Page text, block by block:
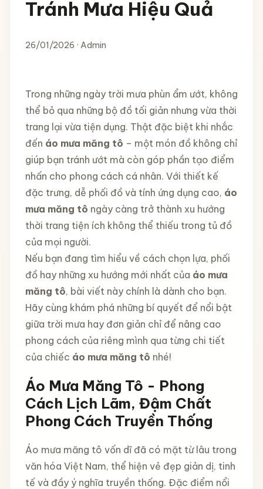
Tránh Mưa Hiệu Quả
26/01/2026 · Admin
Trong những ngày trời mưa phùn ẩm ướt, không
thể bỏ qua những bộ đồ tối giản nhưng vừa thời
trang lại vừa tiện dụng. Thật đặc biệt khi nhắc
đến áo mưa măng tô – một món đồ không chỉ
giúp bạn tránh ướt mà còn góp phần tạo điểm
nhấn cho phong cách cá nhân. Với thiết kế
đặc trưng, dễ phối đồ và tính ứng dụng cao, áo
mưa măng tô ngày càng trở thành xu hướng
thời trang tiện ích không thể thiếu trong tủ đồ
của mọi người.
Nếu bạn đang tìm hiểu về cách chọn lựa, phối
đồ hay những xu hướng mới nhất của áo mưa
măng tô, bài viết này chính là dành cho bạn.
Hãy cùng khám phá những bí quyết để nổi bật
giữa trời mưa hay đơn giản chỉ để nâng cao
phong cách của riêng mình qua từng chi tiết
của chiếc áo mưa măng tô nhé!
Áo Mưa Măng Tô - Phong
Cách Lịch Lãm, Đậm Chất
Phong Cách Truyền Thống
Áo mưa măng tô vốn dĩ đã có mặt từ lâu trong
văn hóa Việt Nam, thể hiện vẻ đẹp giản dị, tinh
tế và đầy ý nghĩa truyền thống. Đặc điểm nổi